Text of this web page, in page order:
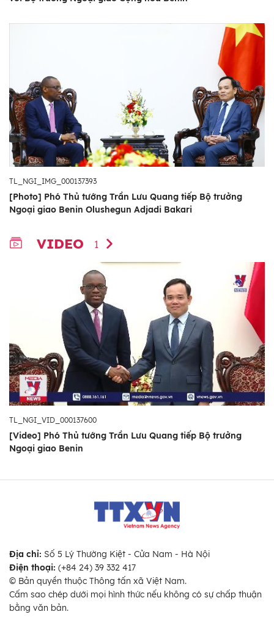
TL_NGI_IMG_000137393
[Photo] Phó Thủ tướng Trần Lưu Quang tiếp Bộ trưởng
Ngoại giao Benin Olushegun Adjadi Bakari
VIDEO 1
TL_NGI_VID_000137600
[Video] Phó Thủ tướng Trần Lưu Quang tiếp Bộ trưởng
Ngoại giao Benin
Địa chỉ: Số 5 Lý Thường Kiệt - Cửa Nam - Hà Nội
Điện thoại: (+84 24) 39 332 417
© Bản quyền thuộc Thông tấn xã Việt Nam.
Cấm sao chép dưới mọi hình thức nếu không có sự chấp thuận
bằng văn bản.